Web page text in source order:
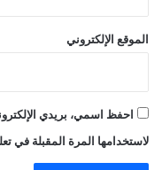
الموقع الإلكتروني
احفظ اسمي، بريدي
لاستخدامها المرة المقبلة في